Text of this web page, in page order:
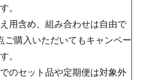
。
用含め、組み合わせは自由で
ご購入いただいてもキャンペー
。
のセット品や定期便は対象外